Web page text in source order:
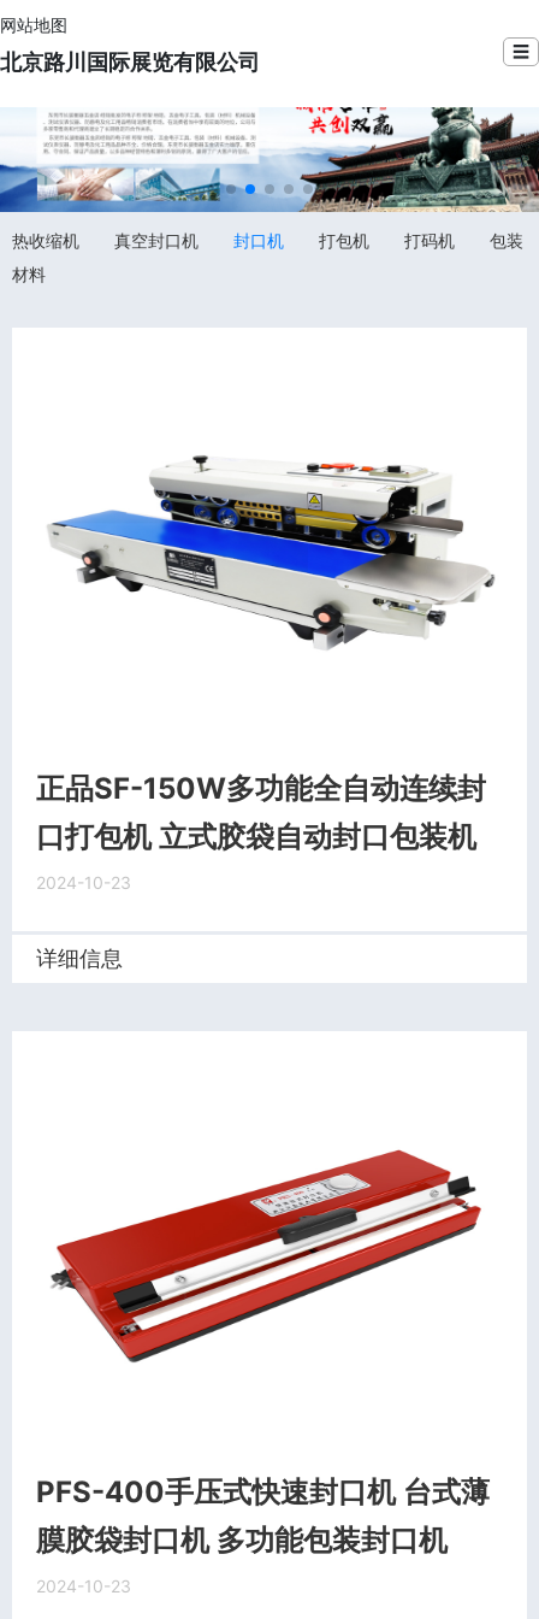
网站地图
北京路川国际展览有限公司 ☰
热收缩机 真空封口机 封口机 打包机 打码机
包装
材料
正品SF-150W多功能全自动连续封
口打包机 立式胶袋自动封口包装机
2024-10-23
详细信息
PFS-400手压式快速封口机 台式薄
膜胶袋封口机 多功能包装封口机
2024-10-23